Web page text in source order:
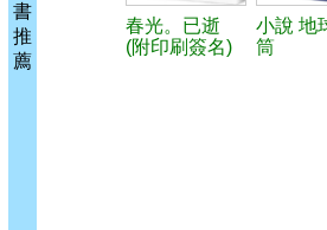
書
推
薦
春光。已逝
(附印刷簽名)
小說 地
筒